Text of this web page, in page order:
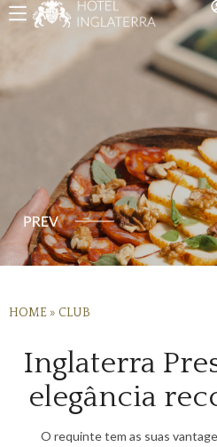
HOME » CLUB
Inglaterra
elegância
O requinte tem as suas